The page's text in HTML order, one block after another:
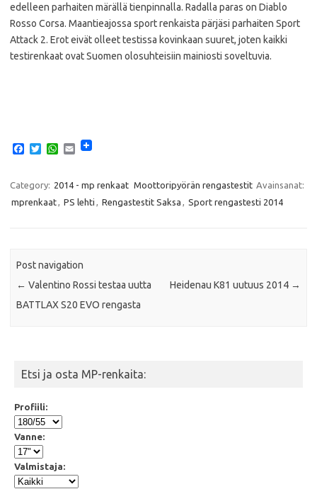
edelleen parhaiten märällä tienpinnalla. Radalla paras on Diablo
Rosso Corsa. Maantieajossa sport renkaista pärjäsi parhaiten Sport
Attack 2. Erot eivät olleet testissa kovinkaan suuret, joten kaikki
testirenkaat ovat Suomen olosuhteisiin mainiosti soveltuvia.
e
b
o
T
t
t
e
W
t
A
E
i
Category: 2014 - mp renkaat Moottoripyörän rengastestit Avainsanat:
mprenkaat
PS lehti Rengastestit Saksa Sport rengastesti 2014
Post navigation
← Valentino Rossi testaa uutta
BATTLAX S20 EVO rengasta
Heidenau K81 uutuus 2014 →
Etsi ja osta MP-renkaita:
Profiili:
Vanne:
Valmistaja: